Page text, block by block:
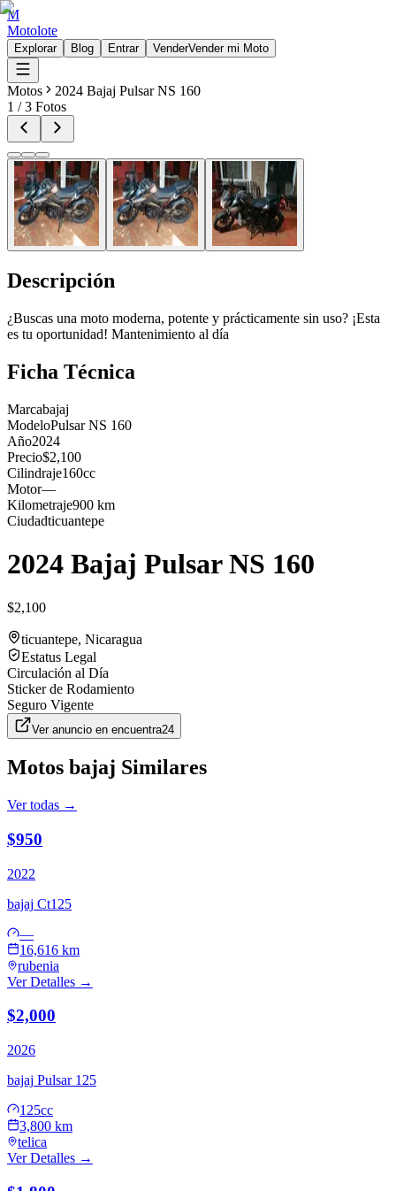
M
Motolote
Explorar Blog Entrar VenderVender mi Moto
Motos
2024 Bajaj Pulsar NS 160
1 /3 Fotos
Descripción
¿Buscas una moto moderna, potente y prácticamente sin uso? ¡Esta
es tu oportunidad! Mantenimiento al día
Ficha Técnica
Marcabajaj
ModeloPulsar NS 160
Año2024
Precio$2,100
Cilindraje160cc
Motor—
Kilometraje900 km
Ciudadticuantepe
2024 Bajaj Pulsar NS 160
$2,100
ticuantepe, Nicaragua
Estatus Legal
Circulación al Día
Sticker de Rodamiento
Seguro Vigente
Ver anuncio en encuentra24
Motos bajaj Similares
Ver todas →
$950
2022
bajaj Ct125
—
16,616 km
rubenia
Ver Detalles →
$2,000
2026
bajaj Pulsar 125
125cc
3,800 km
telica
Ver Detalles →